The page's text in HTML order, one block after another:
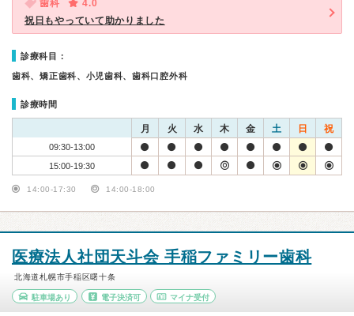
歯科
4.0
祝日もやっていて助かりました
診療科目：
歯科、矯正歯科、小児歯科、歯科口腔外科
診療時間
月 火 水 木 金 土 日 祝
09:30-13:00
15:00-19:30
14:00-17:30 14:00-18:00
医療法人社団天斗会 手稲ファミリー歯科
北海道札幌市手稲区曙十条
駐車場あり 電子決済可 マイナ受付